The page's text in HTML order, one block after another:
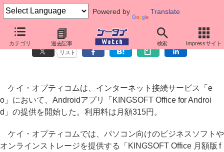
Powered by Translate
カテゴリ 過去記事 検索 Impressサイト
ケイ・オプティコム、Android版「KINGSOFT Office」を提供
リスト
ケイ・オプティコムは、インターネット接続サービス「e
o」において、Androidアプリ「KINGSOFT Office for Androi
d」の提供を開始した。利用料は月額315円。
ケイ・オプティコムでは、パソコン向けのビジネスソフトや
オンラインストレージを提供する「KINGSOFT Office 月額版 f